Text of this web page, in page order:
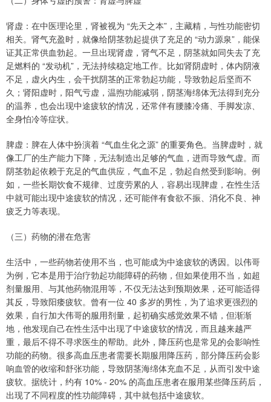
肾虚：在中医理论里，肾被视为 “先天之本”，主藏精，与性功能密切
相关。肾气充盈时，就像给阴茎勃起提供了充足的 “动力源泉”，能保
证其正常供血勃起。一旦出现肾虚，肾气不足，阴茎就如同失去了充
足燃料的 “发动机”，无法持续稳定地工作。比如肾阴虚时，体内阴液
不足，虚火内生，会干扰阴茎的正常勃起功能，导致勃起后坚而不
久；肾阳虚时，阳气亏虚，温煦功能减弱，阴茎海绵体无法得到充分
的温养，也会出现中途疲软的情况，还常伴有腰膝冷痛、手脚发凉、
全身怕冷等症状。
脾虚：脾在人体中扮演着 “气血生化之源” 的重要角色。当脾虚时，就
像工厂的生产能力下降，无法制造出足够的气血，进而导致气虚。而
阴茎勃起依赖于充足的气血供应，气血不足，勃起自然受到影响。例
如，一些长期饮食不规律、过度劳累的人，容易出现脾虚，在性生活
中就可能出现中途疲软的情况，还可能伴有食欲不振、消化不良、神
疲乏力等表现。
（三）药物的潜在危害
生活中，一些药物若使用不当，也可能成为中途疲软的诱因。以伟哥
为例，它本是用于治疗勃起功能障碍的药物，但如果使用不当，如超
剂量服用、与其他药物混用等，不仅无法达到预期效果，还可能适得
其反，导致阳痿疲软。曾有一位 40 多岁的男性，为了追求更强烈的
效果，自行加大伟哥的服用剂量，起初确实感觉效果不错，但渐渐
地，他发现自己在性生活中出现了中途疲软的情况，而且越来越严
重，最后不得不寻求医生的帮助。此外，降压药也是常见的会影响性
功能的药物。很多高血压患者需要长期服用降压药，部分降压药会影
响血管的收缩和舒张功能，导致阴茎海绵体充血不足，从而引发中途
疲软。据统计，约有 10% - 20% 的高血压患者在服用某些降压药后，
出现了不同程度的性功能障碍，其中就包括中途疲软。